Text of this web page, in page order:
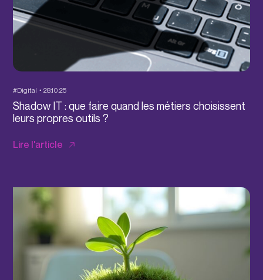
#Digital 28.10.25
Shadow IT : que faire quand les métiers choisissent
leurs propres outils ?
Lire l'article